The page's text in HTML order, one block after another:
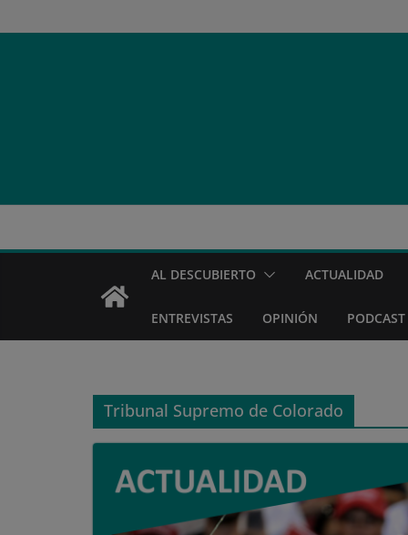
al
AL DESCUBIERTO ACTUALIDAD
ENTREVISTAS OPINIÓN PODCAST
Tribunal Supremo de Colorado